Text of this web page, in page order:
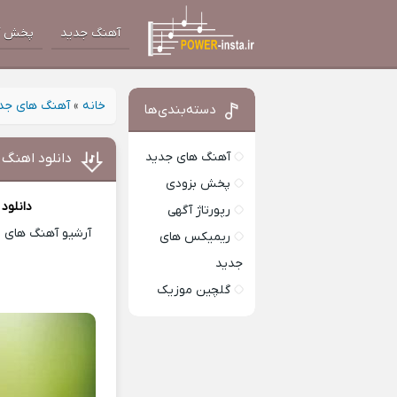
آهنگ جدید پخش
خانه »آهنگ های
دانلود
آرشیو آهنگ های
دسته‌بندی‌ها
آهنگ های جدید
پخش بزودی
رپورتاژ آگهی
ریمیکس های
جدید
گلچین موزیک